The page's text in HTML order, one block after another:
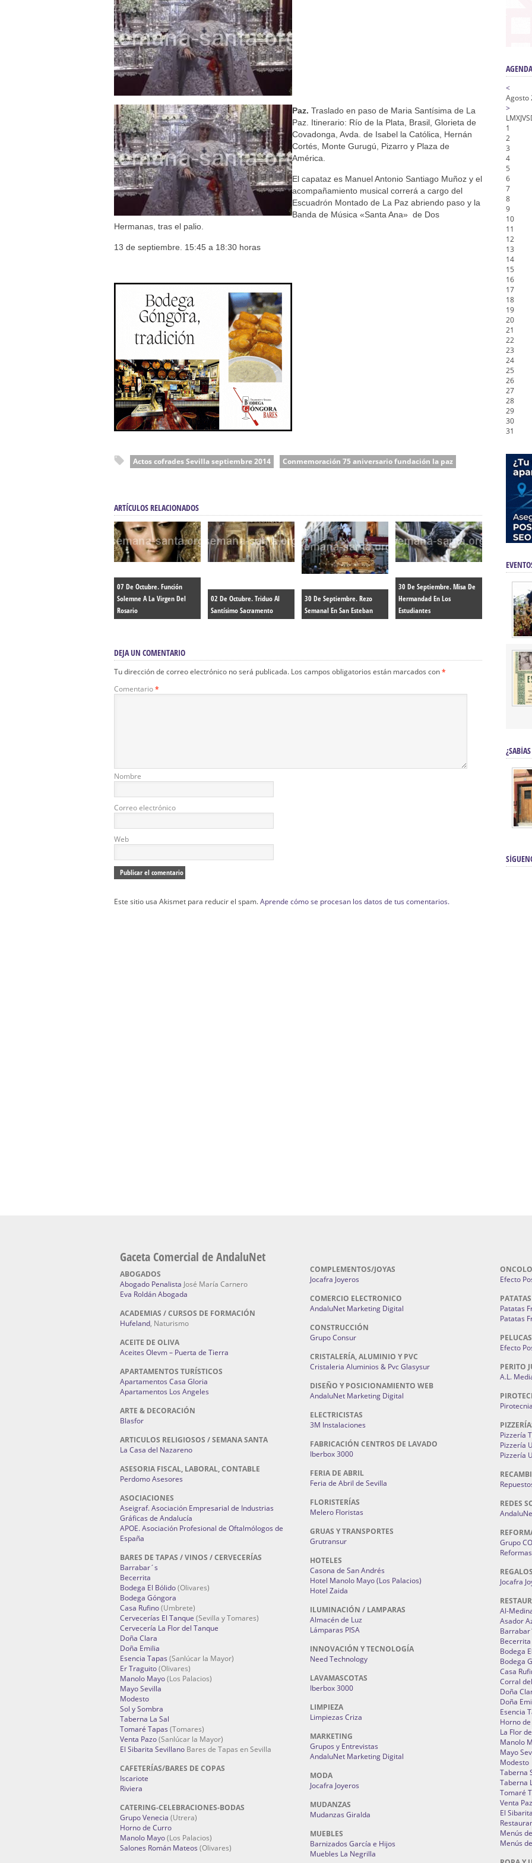
Besamanos del Señor de la Divina Misericordia, Vía Crucis y Traslado – Siete Palabras
Solemne y devoto Besapiés en honor de Nuestro Padre Jesús de la Pasión
Misa Solemne en honor a Nuestra Señora de Gracia y Esperanza – San Roque
Paz. Traslado en paso de Maria Santísima de La
Paz. Itinerario: Río de la Plata, Brasil, Glorieta de
Covadonga, Avda. de Isabel la Católica, Hernán
Cortés, Monte Gurugú, Pizarro y Plaza de
América.
El capataz es Manuel Antonio Santiago Muñoz y el
acompañamiento musical correrá a cargo del
Escuadrón Montado de La Paz abriendo paso y la
Banda de Música «Santa Ana» de Dos
Hermanas, tras el palio.
13 de septiembre. 15:45 a 18:30 horas
Actos cofrades Sevilla septiembre 2014 Conmemoración 75 aniversario fundación la paz
ARTÍCULOS RELACIONADOS
07 De Octubre. Función
Solemne A La Virgen Del
Rosario
02 De Octubre. Triduo Al
Santísimo Sacramento
30 De Septiembre. Rezo
Semanal En San Esteban
30 De Septiembre. Misa De
Hermandad En Los
Estudiantes
DEJA UN COMENTARIO
Tu dirección de correo electrónico no será publicada. Los campos obligatorios están marcados con*
Comentario*
Nombre
Correo electrónico
Web
Este sitio usa Akismet para reducir el spam.Aprende cómo se procesan los datos de tus comentarios.
<
Agosto
>
LMXJVS
1
2
3
4
5
6
7
8
9
10
11
12
13
14
15
16
17
18
19
20
21
22
23
24
25
26
27
28
29
30
31
Gaceta Comercial de AndaluNet
ABOGADOS
Abogado Penalista José María Carnero
Eva Roldán Abogada
ACADEMIAS / CURSOS DE FORMACIÓN
Hufeland, Naturismo
ACEITE DE OLIVA
Aceites Olevm – Puerta de Tierra
APARTAMENTOS TURÍSTICOS
Apartamentos Casa Gloria
Apartamentos Los Angeles
ARTE & DECORACIÓN
Blasfor
ARTICULOS RELIGIOSOS / SEMANA SANTA
La Casa del Nazareno
ASESORIA FISCAL, LABORAL, CONTABLE
Perdomo Asesores
ASOCIACIONES
Aseigraf. Asociación Empresarial de Industrias
Gráficas de Andalucía
APOE. Asociación Profesional de Oftalmólogos de
España
BARES DE TAPAS / VINOS / CERVECERÍAS
Barrabar´s
Becerrita
Bodega El Bólido(Olivares)
Bodega Góngora
Casa Rufino(Umbrete)
Cervecerías El Tanque (Sevilla y Tomares)
Cervecería La Flor del Tanque
Doña Clara
Doña Emilia
Esencia Tapas (Sanlúcar la Mayor)
Er Traguito(Olivares)
Manolo Mayo(Los Palacios)
Mayo Sevilla
Modesto
Sol y Sombra
Taberna La Sal
Tomaré Tapas (Tomares)
Venta Pazo(Sanlúcar la Mayor)
El Sibarita Sevillano Bares de Tapas en Sevilla
CAFETERÍAS/BARES DE COPAS
Iscariote
Riviera
CATERING-CELEBRACIONES-BODAS
Grupo Venecia (Utrera)
Horno de Curro
Manolo Mayo(Los Palacios)
Salones Román Mateos (Olivares)
COMPLEMENTOS/JOYAS
Jocafra Joyeros
COMERCIO ELECTRONICO
AndaluNet Marketing Digital
CONSTRUCCIÓN
Grupo Consur
CRISTALERÍA, ALUMINIO Y PVC
Cristaleria Aluminios & Pvc Glasysur
DISEÑO Y POSICIONAMIENTO WEB
AndaluNet Marketing Digital
ELECTRICISTAS
3M Instalaciones
FABRICACIÓN CENTROS DE LAVADO
Iberbox 3000
FERIA DE ABRIL
Feria de Abril de Sevilla
FLORISTERÍAS
Melero Floristas
GRUAS Y TRANSPORTES
Grutransur
HOTELES
Casona de San Andrés
Hotel Manolo Mayo (Los Palacios)
Hotel Zaida
ILUMINACIÓN / LAMPARAS
Almacén de Luz
Lámparas PISA
INNOVACIÓN Y TECNOLOGÍA
Need Technology
LAVAMASCOTAS
Iberbox 3000
LIMPIEZA
Limpiezas Criza
MARKETING
Grupos y Entrevistas
AndaluNet Marketing Digital
MODA
Jocafra Joyeros
MUDANZAS
Mudanzas Giralda
MUEBLES
Barnizados García e Hijos
Muebles La Negrilla
Efecto
Patatas
Patatas
PELUCAS
Efecto
PERITO
A.L.
Pizzería
Pizzería
Pizzería
REDES
Grupo
Jocafra
Al-
Asador
Becerrita
Bodega
Bodega
Casa
Corral
Doña
Doña
Esencia
Horno
La Flor
Manolo
Mayo
Modesto
Taberna
Taberna
Tomaré
Venta
El
Menús
Menús